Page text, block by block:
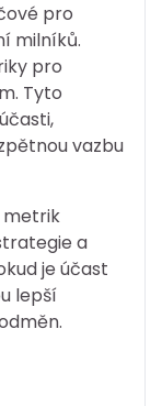
pro
milníků.
pro
Tyto
vazbu
metrik
a
je účast
lepší